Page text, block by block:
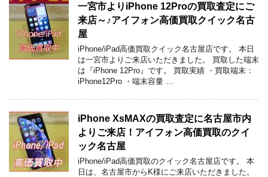
一宮市よりiPhone 12Proの買取査定にご
来店～♪アイフォン高価買取クイック名古
屋
iPhone/iPad高価買取クイック名古屋店です。 本日
は一宮市よりご来店いただきました。 買取した端末
は『iPhone 12Pro』です。 買取実績 ・買取端末：
iPhone12Pro ・端末容量 …
iPhone XsMAXの買取査定に名古屋市内
よりご来店！アイフォン高価買取のクイ
ック名古屋
iPhone/iPad高価買取のクイック名古屋店です。 本
日は、名古屋市からK様にご来店いただきました。